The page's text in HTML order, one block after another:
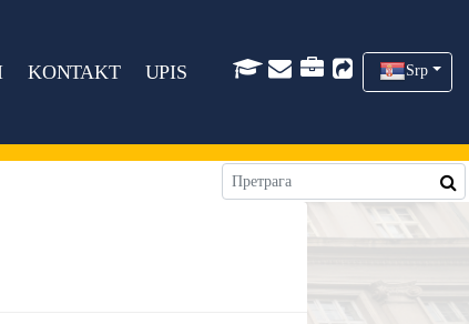
KONTAKT UPIS Srp